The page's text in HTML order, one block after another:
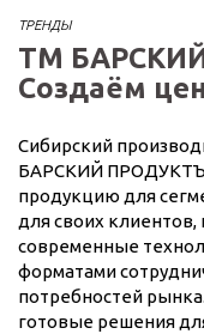
ТРЕНДЫ
ТМ
Создаём
Сибирский
БАРСКИЙ ПРОДУКТЪ
продукцию для
для своих
современные
форматами
потребностей
готовые решения